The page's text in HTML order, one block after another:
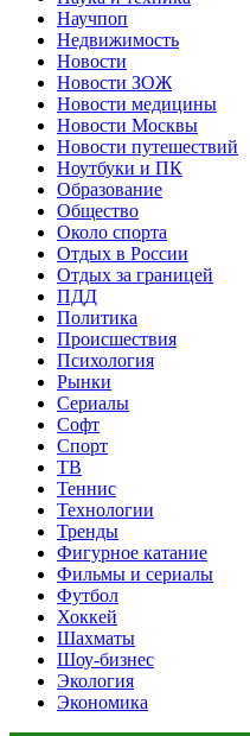
Научпоп
Недвижимость
Новости
Новости ЗОЖ
Новости медицины
Новости Москвы
Новости путешествий
Ноутбуки и ПК
Образование
Общество
Около спорта
Отдых в России
Отдых за границей
ПДД
Политика
Происшествия
Психология
Рынки
Сериалы
Софт
Спорт
ТВ
Теннис
Технологии
Тренды
Фигурное катание
Фильмы и сериалы
Футбол
Хоккей
Шахматы
Шоу-бизнес
Экология
Экономика